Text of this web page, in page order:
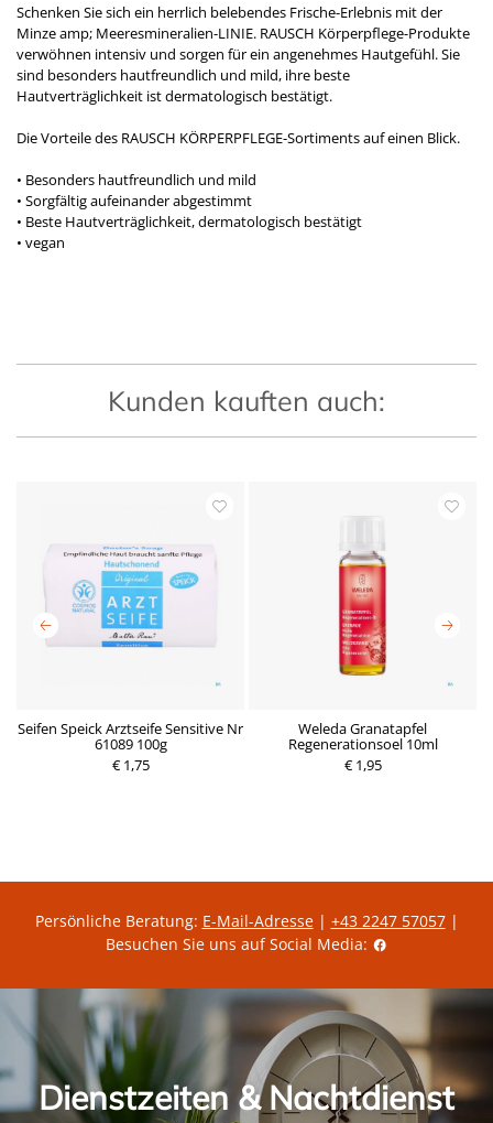
Schenken Sie sich ein herrlich belebendes Frische-Erlebnis mit der
Minze amp; Meeresmineralien-LINIE. RAUSCH Körperpflege-Produkte
verwöhnen intensiv und sorgen für ein angenehmes Hautgefühl. Sie
sind besonders hautfreundlich und mild, ihre beste
Hautverträglichkeit ist dermatologisch bestätigt.
Die Vorteile des RAUSCH KÖRPERPFLEGE-Sortiments auf einen Blick.
• Besonders hautfreundlich und mild
• Sorgfältig aufeinander abgestimmt
• Beste Hautverträglichkeit, dermatologisch bestätigt
• vegan
Kunden kauften auch:
Seifen Speick Arztseife Sensitive Nr
61089 100g
€ 1,75
Weleda Granatapfel
Regenerationsoel 10ml
€ 1,95
P
Persönliche Beratung: E-Mail-Adresse| +43 2247 57057|
Besuchen Sie uns auf Social Media:
Dienstzeiten & Nachtdienst